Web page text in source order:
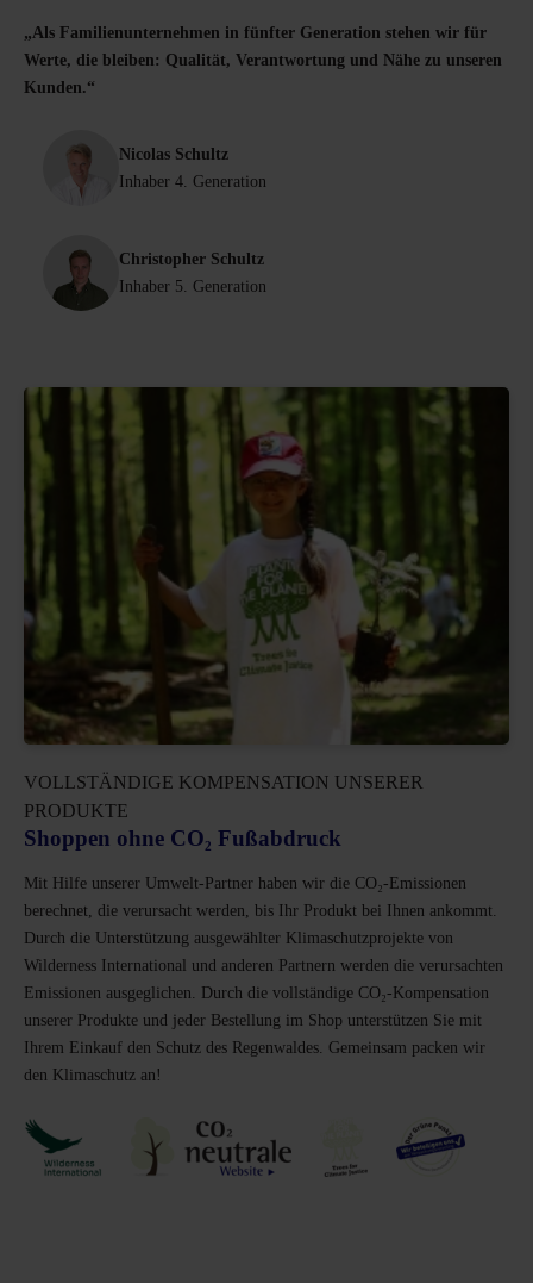
„Als Familienunternehmen in fünfter Generation stehen wir für
Werte, die bleiben: Qualität, Verantwortung und Nähe zu unseren
Kunden.“
Nicolas Schultz
Inhaber 4. Generation
Christopher Schultz
Inhaber 5. Generation
VOLLSTÄNDIGE KOMPENSATION UNSERER
PRODUKTE
Shoppen ohne CO₂ Fußabdruck
Mit Hilfe unserer Umwelt-Partner haben wir die CO₂-Emissionen
berechnet, die verursacht werden, bis Ihr Produkt bei Ihnen ankommt.
Durch die Unterstützung ausgewählter Klimaschutzprojekte von
Wilderness International und anderen Partnern werden die verursachten
Emissionen ausgeglichen. Durch die vollständige CO₂-Kompensation
unserer Produkte und jeder Bestellung im Shop unterstützen Sie mit
Ihrem Einkauf den Schutz des Regenwaldes. Gemeinsam packen wir
den Klimaschutz an!